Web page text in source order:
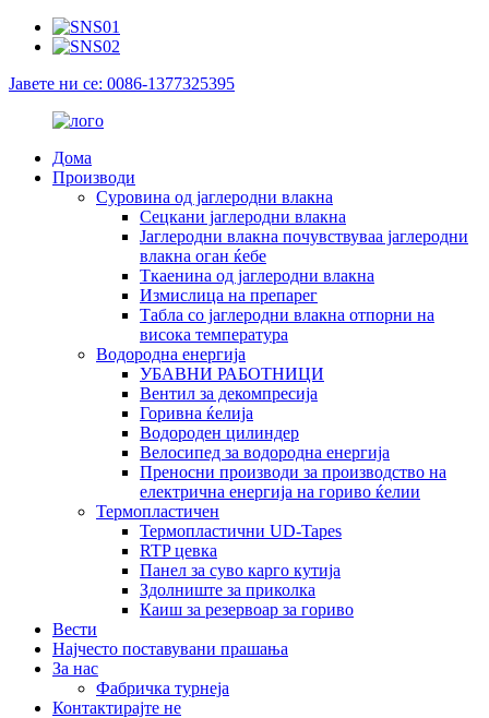
Јавете ни се: 0086-1377325395
Дома
Производи
Суровина од јаглеродни влакна
Сецкани јаглеродни влакна
Јаглеродни влакна почувствуваа јаглеродни
влакна оган ќебе
Ткаенина од јаглеродни влакна
Измислица на препарег
Табла со јаглеродни влакна отпорни на
висока температура
Водородна енергија
УБАВНИ РАБОТНИЦИ
Вентил за декомпресија
Горивна ќелија
Водороден цилиндер
Велосипед за водородна енергија
Преносни производи за производство на
електрична енергија на гориво ќелии
Термопластичен
Термопластични UD-Tapes
RTP цевка
Панел за суво карго кутија
Здолниште за приколка
Каиш за резервоар за гориво
Вести
Најчесто поставувани прашања
За нас
Фабричка турнеја
Контактирајте не